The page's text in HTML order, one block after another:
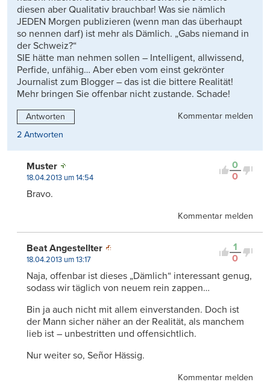
diesen aber Qualitativ brauchbar! Was sie nämlich
JEDEN Morgen publizieren (wenn man das überhaupt
so nennen darf) ist mehr als Dämlich. „Gabs niemand in
der Schweiz?“
SIE hätte man nehmen sollen – Intelligent, allwissend,
Perfide, unfähig… Aber eben vom einst gekrönter
Journalist zum Blogger – das ist die bittere Realität!
Mehr bringen Sie offenbar nicht zustande. Schade!
Antworten
Kommentar melden
2 Antworten
0
0
Muster
18.04.2013 um 14:54
Bravo.
Kommentar melden
1
0
Beat Angestellter
18.04.2013 um 13:17
Naja, offenbar ist dieses „Dämlich“ interessant genug,
sodass wir täglich von neuem rein zappen…
Bin ja auch nicht mit allem einverstanden. Doch ist
der Mann sicher näher an der Realität, als manchem
lieb ist – unbestritten und offensichtlich.
Nur weiter so, Señor Hässig.
Kommentar melden